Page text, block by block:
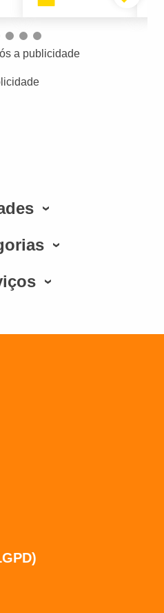
a publicidade